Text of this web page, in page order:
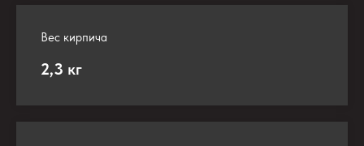
Вес кирпича
2,3 кг